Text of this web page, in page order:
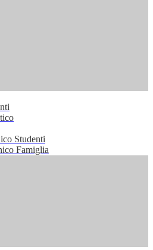
Studenti
Famiglia